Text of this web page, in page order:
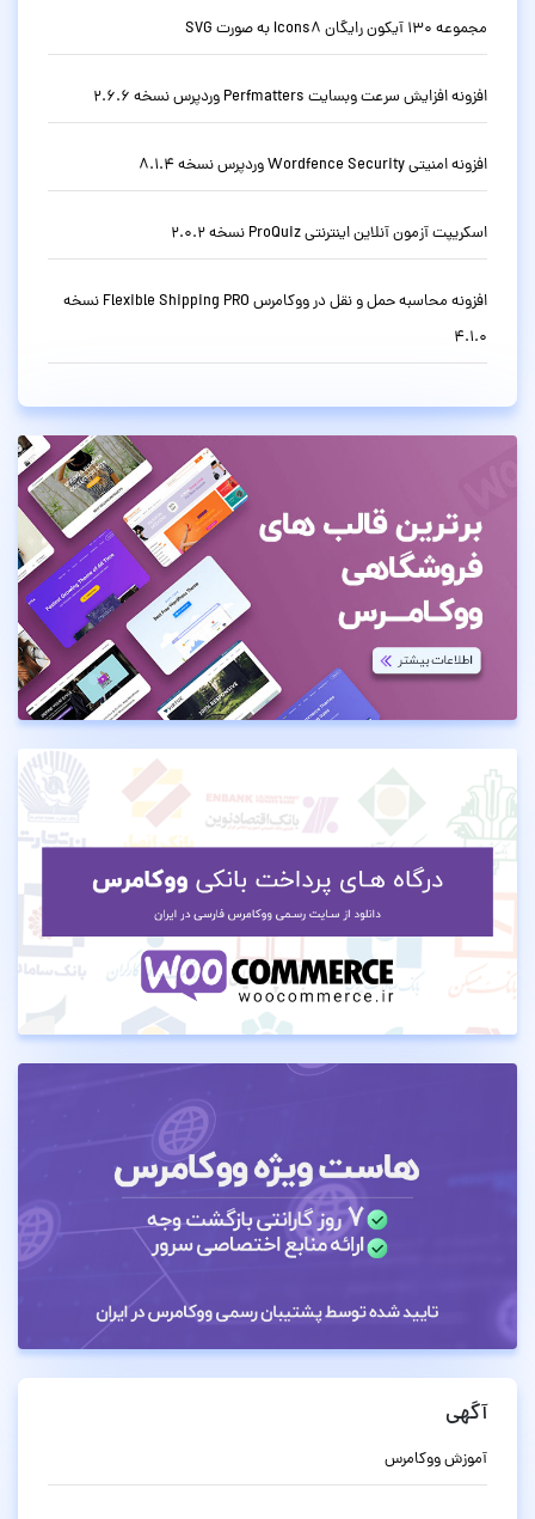
مجموعه 130 آیکون رایگان Icons8 به صورت SVG
افزونه افزایش سرعت وبسایت Perfmatters وردپرس نسخه 2.6.6
افزونه امنیتی Wordfence Security وردپرس نسخه 8.1.4
اسکریپت آزمون آنلاین اینترنتی ProQuiz نسخه 2.0.2
افزونه محاسبه حمل و نقل در ووکامرس Flexible Shipping PRO نسخه
4.1.0
آگهی
آموزش ووکامرس